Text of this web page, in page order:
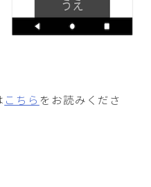
こちら をお読みくださ